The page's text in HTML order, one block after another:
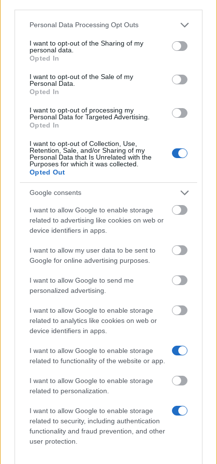
Please note that this website/app uses one or more Google
not limited to your visit or usage behaviour. You may click to
grant or deny consent to Google and its third-party tags to
use your data for below specified purposes in below Google
consent section.
Personal Data Processing Opt Outs
I want to opt-out of the Sharing of my
personal data.
Opted In
I want to opt-out of the Sale of my
Personal Data.
Opted In
I want to opt-out of processing my
Personal Data for Targeted Advertising.
Opted In
I want to opt-out of Collection, Use,
Retention, Sale, and/or Sharing of my
Personal Data that Is Unrelated with the
Purposes for which it was collected.
Opted Out
Google consents
I want to allow Google to enable storage
related to advertising like cookies on web or
device identifiers in apps.
I want to allow my user data to be sent to
Google for online advertising purposes.
I want to allow Google to send me
personalized advertising.
I want to allow Google to enable storage
related to analytics like cookies on web or
device identifiers in apps.
I want to allow Google to enable storage
related to functionality of the website or app.
I want to allow Google to enable storage
related to personalization.
I want to allow Google to enable storage
related to security, including authentication
functionality and fraud prevention, and other
user protection.
This project has been funded with support from the European
Commission
Najnowsze artykuły
Polaków
Praca chałupnicza i dodatkowa praca z domu 2026 – realne
sposoby
Aplikacje do zarabiania pieniędzy 2026 – 12 najlepszych w
Jak zarobić w internecie w Polsce 2026 – 13 sprawdzonych
sposobów
Popular Articles
(aktywna karta)
Commented
Jak zarobić w internecie w Polsce 2026 – 13 sprawdzonych
sposobów
Gry do zarabiania pieniędzy 2026 – jak naprawdę zarobić na
grach
Aplikacje do zarabiania pieniędzy 2026 – 12 najlepszych w
Polsce
Praca chałupnicza i dodatkowa praca z domu 2026 – realne
sposoby